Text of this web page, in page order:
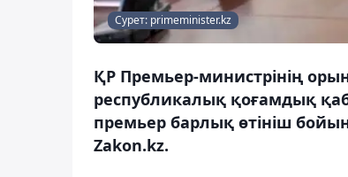
Сурет: primeminister.kz
ҚР Премьер-министрінің
республикалық қоғамдық
премьер барлық өтініш
Zakon.kz.